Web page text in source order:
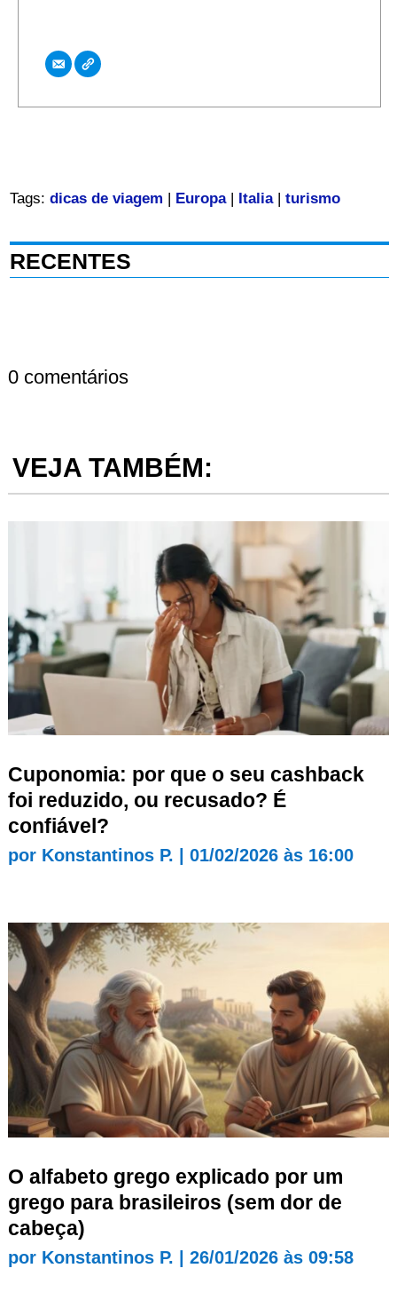
Tags: dicas de viagem | Europa| Italia| turismo
RECENTES
0 comentários
VEJA TAMBÉM:
Cuponomia: por que o seu cashback
foi reduzido, ou recusado? É
confiável?
por Konstantinos P. 01/02/2026 às 16:00
O alfabeto grego explicado por um
grego para brasileiros (sem dor de
cabeça)
por Konstantinos P. 26/01/2026 às 09:58